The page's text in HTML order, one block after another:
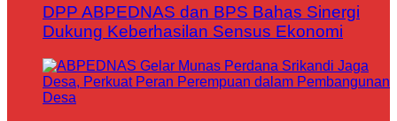
DPP ABPEDNAS dan BPS Bahas Sinergi
Dukung Keberhasilan Sensus Ekonomi